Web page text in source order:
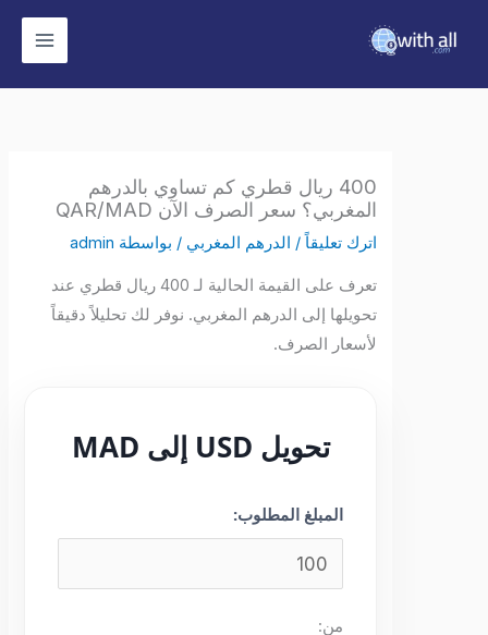
400 ريال قطري كم تساوي بالدرهم
المغربي؟ سعر الصرف الآن QAR/MAD
اترك تعليقاً /الدرهم المغربي/ بواسطة admin
تعرف على القيمة الحالية لـ 400 ريال قطري عند
تحويلها إلى الدرهم المغربي. نوفر لك تحليلاً دقيقاً
لأسعار الصرف.
تحويل USD إلى MAD
المبلغ المطلوب: